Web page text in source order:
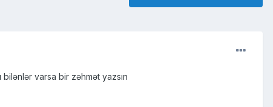
varsa bir zəhmət yazsın